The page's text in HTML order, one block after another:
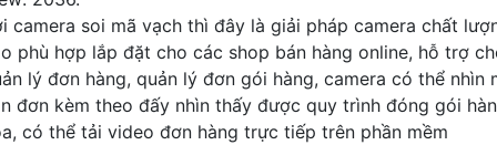
camera soi mã vạch thì đây là giải pháp camera chất
phù hợp lắp đặt cho các shop bán hàng online, hỗ trợ
lý đơn hàng, quản lý đơn gói hàng, camera có thể nhìn
đơn kèm theo đấy nhìn thấy được quy trình đóng gói
có thể tải video đơn hàng trực tiếp trên phần mềm